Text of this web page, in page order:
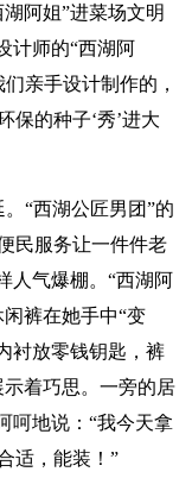
阿姐”进菜场文明
计师的“西湖阿
亲手设计制作的，
保的种子‘秀’进大
“西湖公匠男团”的
民服务让一件件老
人气爆棚。“西湖阿
裤在她手中“变
衬放零钱钥匙，裤
着巧思。一旁的居
呵地说：“我今天拿
适，能装！”